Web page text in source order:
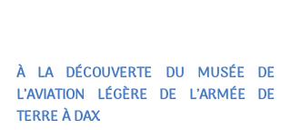
À LA DÉCOUVERTE DU MUSÉE DE
L’AVIATION LÉGÈRE DE L’ARMÉE DE
TERRE À DAX